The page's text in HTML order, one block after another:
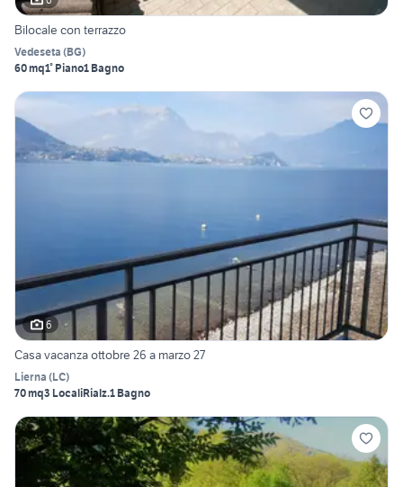
Bilocale con terrazzo
Vedeseta (BG)
60 mq1° Piano1 Bagno
6
Casa vacanza ottobre 26 a marzo 27
Lierna (LC)
70 mq3 LocaliRialz.1 Bagno